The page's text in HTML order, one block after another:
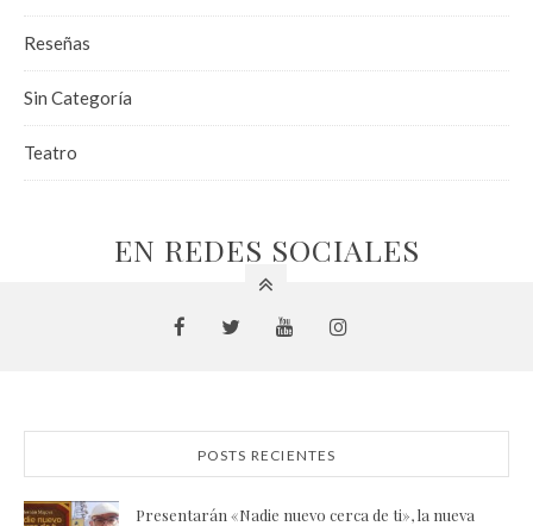
Reseñas
Sin Categoría
Teatro
EN REDES SOCIALES
POSTS RECIENTES
Presentarán «Nadie nuevo cerca de ti», la nueva